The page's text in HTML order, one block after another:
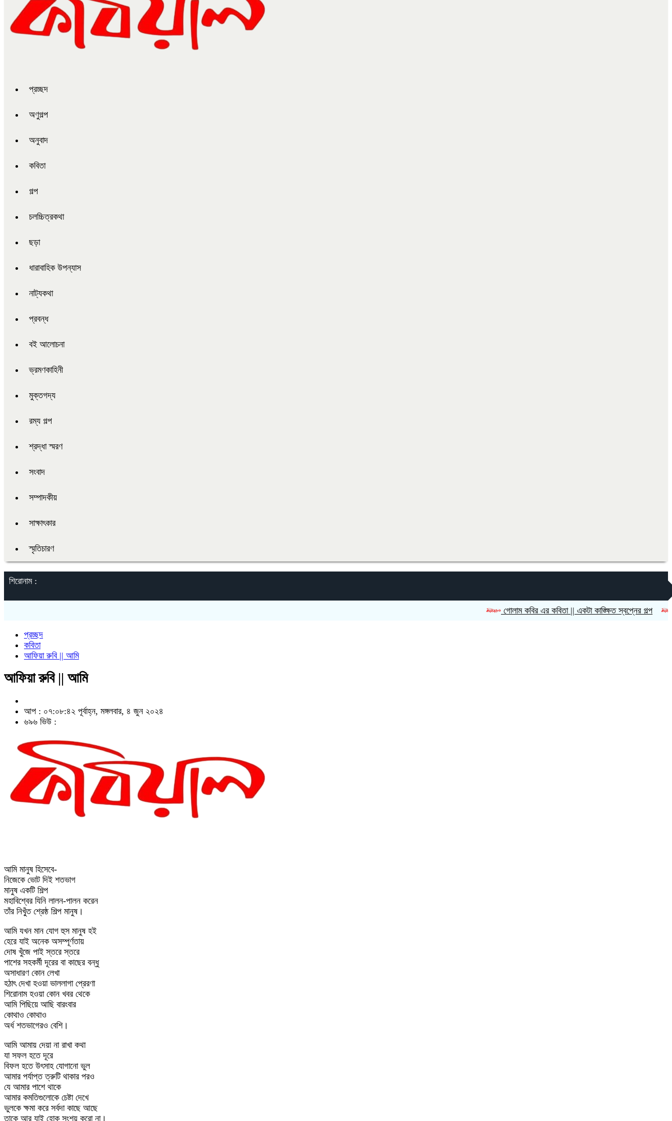
প্রচ্ছদ
অণুগল্প
অনুবাদ
কবিতা
গল্প
চলচ্চিত্রকথা
ছড়া
ধারাবাহিক উপন্যাস
নাট্যকথা
প্রবন্ধ
বই আলোচনা
ভ্রমণকাহিনী
মুক্তগদ্য
রম্য গল্প
শ্রদ্ধা স্মরণ
সংবাদ
সম্পাদকীয়
সাক্ষাৎকার
স্মৃতিচারণ
শিরোনাম :
গোলাম কবির এর কবিতা || একটা কাঙ্ক্ষিত স্বপ্নের গল্প রীতি
প্রচ্ছদ
কবিতা
আফিয়া রুবি || আমি
আফিয়া রুবি || আমি
আপ : ০৭:০৮:৪২ পূর্বাহ্ন, মঙ্গলবার, ৪ জুন ২০২৪
৬৯৬ ভিউ :
আমি মানুষ হিসেবে-
নিজেকে ভোট দিই শতভাগ
মানুষ একটি শিল্প
মহাবিশ্বের যিনি লালন-পালন করেন
তাঁর নিখু্ঁত শ্রেষ্ঠ শিল্প মানুষ।
আমি যখন মান যোগ হুস মানুষ হই
হেরে যাই অনেক অসম্পূর্ণতায়
দোষ খুঁজে পাই স্তরে স্তরে
পাশের সহকর্মী দূরের বা কাছের বন্ধু
অসাধারণ কোন লেখা
হঠাৎ দেখা হওয়া ভাললাগা প্রেরণা
শিরোনাম হওয়া কোন খবর থেকে
আমি পিছিয়ে আছি বারংবার
কোথাও কোথাও
অর্ধ শতভাগেরও বেশি।
আমি আমায় দেয়া না রাখা কথা
যা সফল হতে দূরে
বিফল হতে উৎসাহ যোগানো ভুল
আমার পর্যাপ্ত ত্রুটি থাকার পরও
যে আমার পাশে থাকে
আমার কমতিগুলোকে চেষ্টা দেখে
ভুলকে ক্ষমা করে সর্বদা কাছে আছে
তাকে আর যাই হোক সংশয় করো না।